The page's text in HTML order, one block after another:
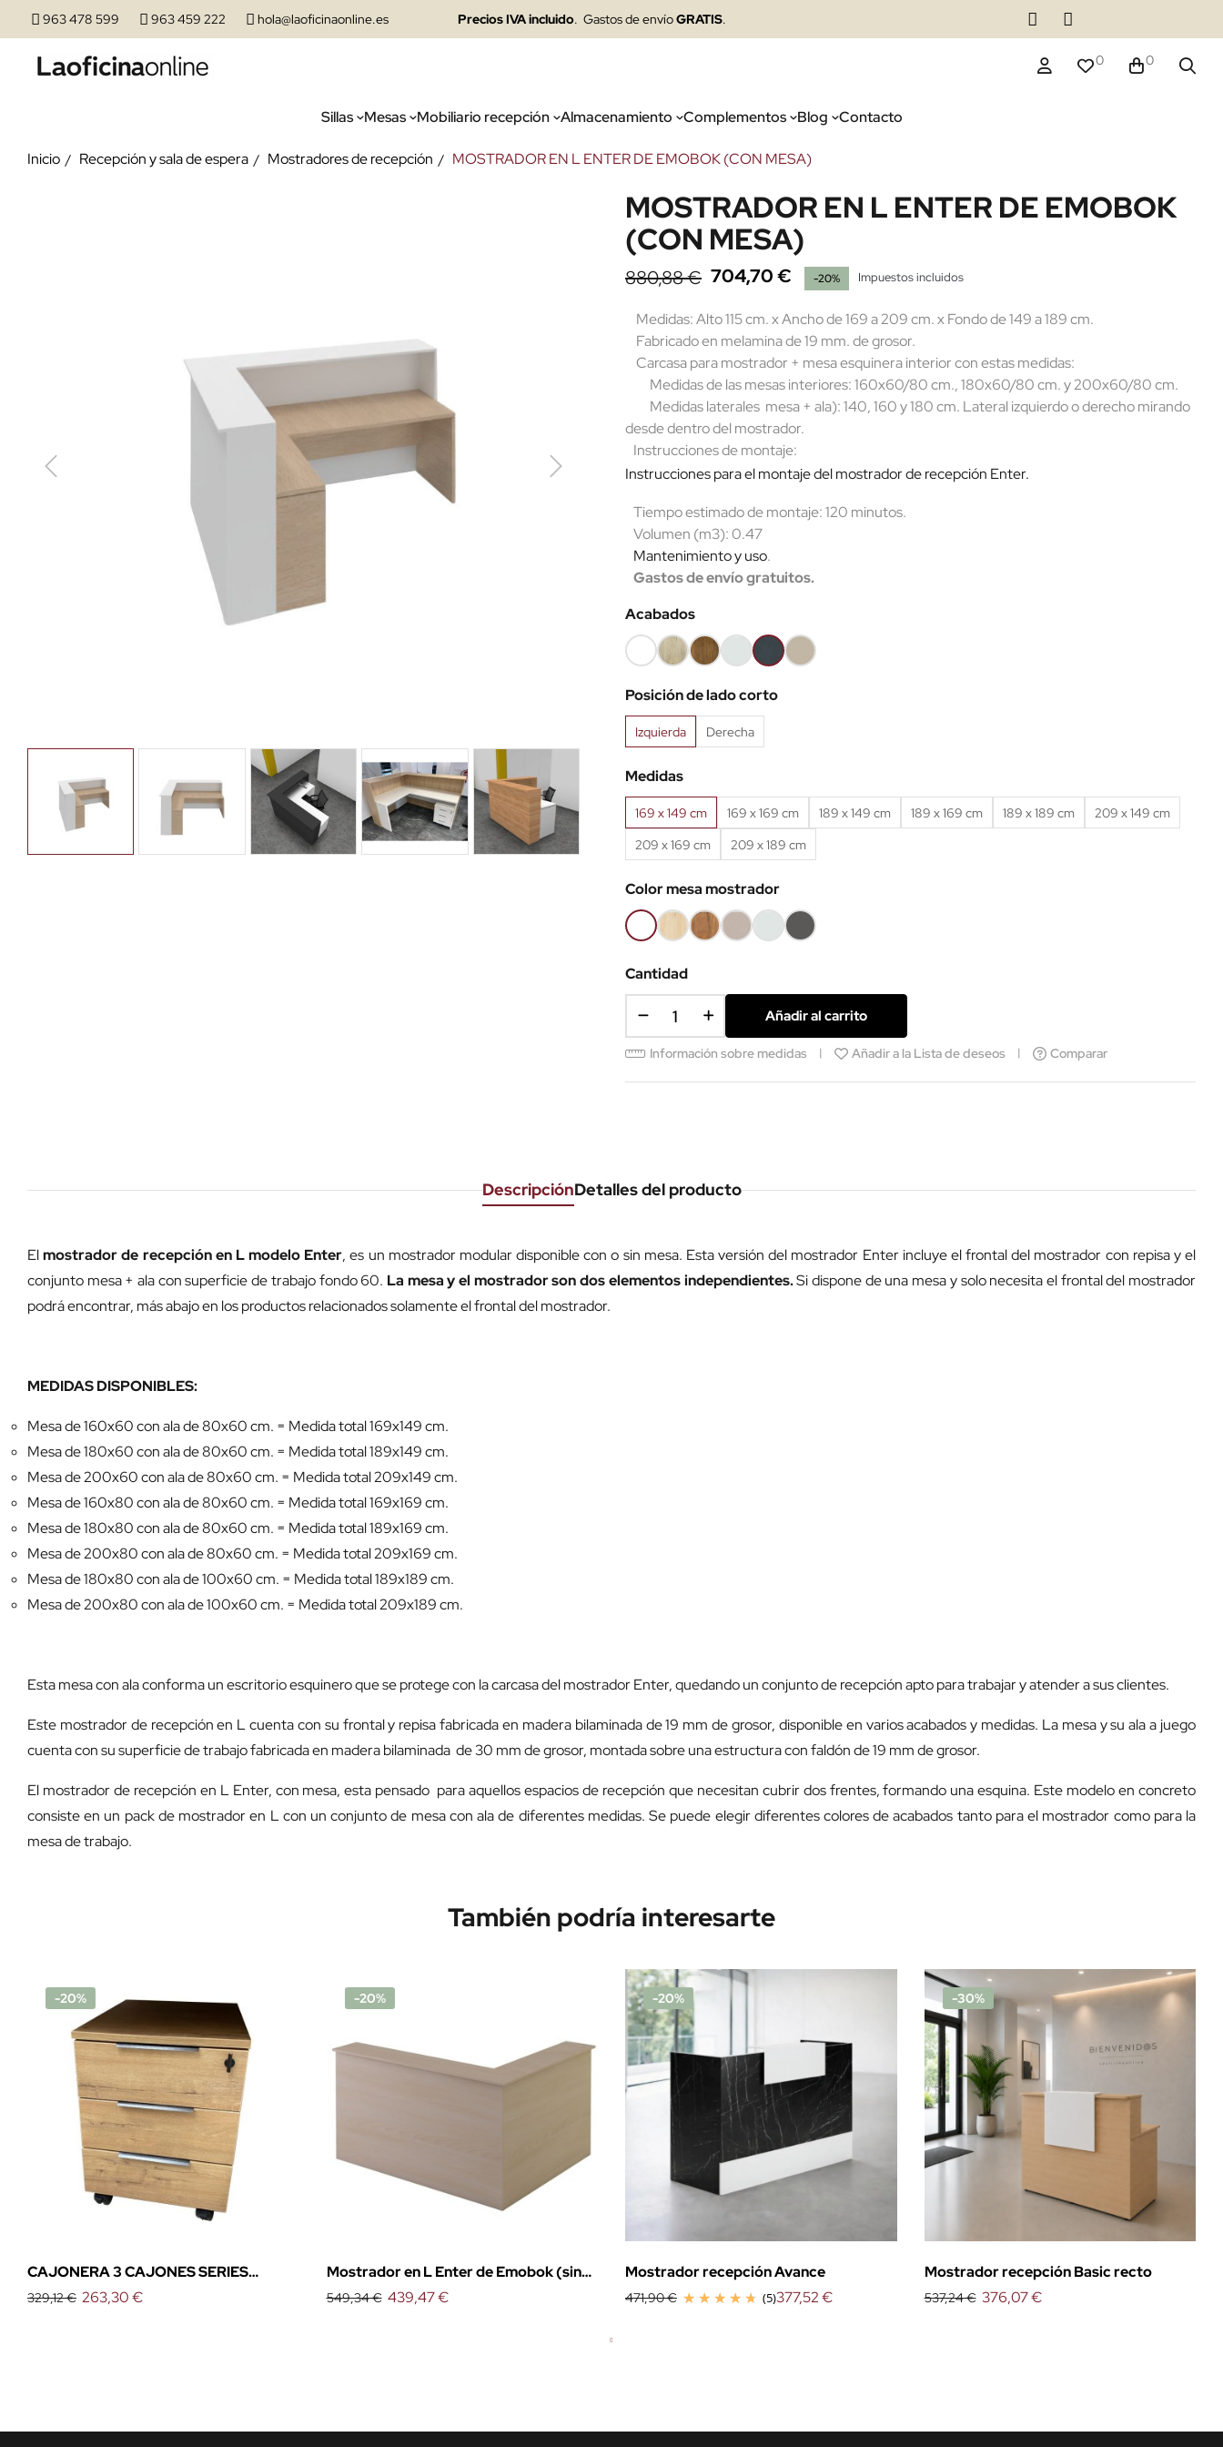
963 478 599 963 459 222 hola@laoficinaonline.es Precios IVA incluido. Gastos de envíoGRATIS.
0 0
Sillas Mesas Mobiliario recepción Almacenamiento Complementos Blog Contacto
Inicio Recepción y sala de espera Mostradores de recepción MOSTRADOR EN L ENTER DE EMOBOK (CON MESA)
MOSTRADOR EN L ENTER DE EMOBOK
(CON MESA)
880,88 € 704,70 € -20% Impuestos incluidos
Medidas: Alto 115 cm. x Ancho de 169 a 209 cm. x Fondo de 149 a 189 cm.
Fabricado en melamina de 19 mm. de grosor.
Carcasa para mostrador + mesa esquinera interior con estas medidas:
Medidas de las mesas interiores: 160x60/80 cm., 180x60/80 cm. y 200x60/80 cm.
Medidas laterales mesa + ala): 140, 160 y 180 cm. Lateral izquierdo o derecho mirando
desde dentro del mostrador.
Instrucciones de montaje:
Instrucciones para el montaje del mostrador de recepción Enter.
Tiempo estimado de montaje: 120 minutos.
Volumen (m3): 0.47
Mantenimiento y uso.
Gastos de envío gratuitos.
Acabados
Blanco
(EMB)
Roble
claro
(EMB)
Roble
viejo
(EMB)
Ceniza
(EMB)
Antracita
(EMB)
Arena
Posición de lado corto
Izquierda Derecha
Medidas
169 x 149 cm 169 x 169 cm 189 x 149 cm 189 x 169 cm 189 x 189 cm
209 x 149 cm
209 x 169 cm
209 x 189 cm
Color mesa mostrador
BlancoRoble
claro
Roble
viejo
TierraCenizaAntracita
Cantidad
Añadir al carrito
Información sobre medidas Añadir a la Lista de deseos Comparar
DescripciónDetalles del producto
Elmostrador de recepción en L modelo Enter, es un mostrador modular disponible con o sin mesa. Esta versión del mostrador Enter incluye el frontal del mostrador con repisa y el
conjunto mesa + ala con superficie de trabajo fondo 60. La mesa y el mostrador son dos elementos independientes.Si dispone de una mesa y solo necesita el frontal del mostrador
podrá encontrar, más abajo en los productos relacionados solamente el frontal del mostrador.
MEDIDAS DISPONIBLES:
Mesa de 160x60 con ala de 80x60 cm. = Medida total 169x149 cm.
Mesa de 180x60 con ala de 80x60 cm. = Medida total 189x149 cm.
Mesa de 200x60 con ala de 80x60 cm. = Medida total 209x149 cm.
Mesa de 160x80 con ala de 80x60 cm. = Medida total 169x169 cm.
Mesa de 180x80 con ala de 80x60 cm. = Medida total 189x169 cm.
Mesa de 200x80 con ala de 80x60 cm. = Medida total 209x169 cm.
Mesa de 180x80 con ala de 100x60 cm. = Medida total 189x189 cm.
Mesa de 200x80 con ala de 100x60 cm. = Medida total 209x189 cm.
Esta mesa con ala conforma un escritorio esquinero que se protege con la carcasa del mostrador Enter, quedando un conjunto de recepción apto para trabajar y atender a sus clientes.
Este mostrador de recepción en L cuenta con su frontal y repisa fabricada en madera bilaminada de 19 mm de grosor, disponible en varios acabados y medidas. La mesa y su ala a juego
cuenta con su superficie de trabajo fabricada en madera bilaminada de 30 mm de grosor, montada sobre una estructura con faldón de 19 mm de grosor.
El mostrador de recepción en L Enter, con mesa, esta pensado para aquellos espacios de recepción que necesitan cubrir dos frentes, formando una esquina. Este modelo en concreto
consiste en un pack de mostrador en L con un conjunto de mesa con ala de diferentes medidas. Se puede elegir diferentes colores de acabados tanto para el mostrador como para la
mesa de trabajo.
También podría interesarte
-20%
CAJONERA 3 CAJONES SERIES
PIRAMID/ORGANOVA DE EMOBOK
329,12 € 263,30 €
-20%
Mostrador en L Enter de Emobok (sin
mesa)
549,34 € 439,47 €
-20%
Mostrador recepción Avance
471,90 € (5)377,52 €
-30%
Mostrador recepción Basic recto
537,24 € 376,07 €